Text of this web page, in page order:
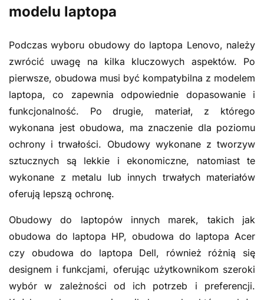
modelu laptopa
Podczas wyboru obudowy do laptopa Lenovo, należy
zwrócić uwagę na kilka kluczowych aspektów. Po
pierwsze, obudowa musi być kompatybilna z modelem
laptopa, co zapewnia odpowiednie dopasowanie i
funkcjonalność. Po drugie, materiał, z którego
wykonana jest obudowa, ma znaczenie dla poziomu
ochrony i trwałości. Obudowy wykonane z tworzyw
sztucznych są lekkie i ekonomiczne, natomiast te
wykonane z metalu lub innych trwałych materiałów
oferują lepszą ochronę.
Obudowy do laptopów innych marek, takich jak
obudowa do laptopa HP, obudowa do laptopa Acer
czy obudowa do laptopa Dell, również różnią się
designem i funkcjami, oferując użytkownikom szeroki
wybór w zależności od ich potrzeb i preferencji.